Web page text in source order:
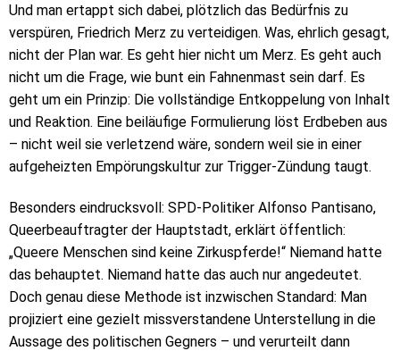
Und man ertappt sich dabei, plötzlich das Bedürfnis zu
verspüren, Friedrich Merz zu verteidigen. Was, ehrlich gesagt,
nicht der Plan war. Es geht hier nicht um Merz. Es geht auch
nicht um die Frage, wie bunt ein Fahnenmast sein darf. Es
geht um ein Prinzip: Die vollständige Entkoppelung von Inhalt
und Reaktion. Eine beiläufige Formulierung löst Erdbeben aus
– nicht weil sie verletzend wäre, sondern weil sie in einer
aufgeheizten Empörungskultur zur Trigger-Zündung taugt.
Besonders eindrucksvoll: SPD-Politiker Alfonso Pantisano,
Queerbeauftragter der Hauptstadt, erklärt öffentlich:
„Queere Menschen sind keine Zirkuspferde!“ Niemand hatte
das behauptet. Niemand hatte das auch nur angedeutet.
Doch genau diese Methode ist inzwischen Standard: Man
projiziert eine gezielt missverstandene Unterstellung in die
Aussage des politischen Gegners – und verurteilt dann